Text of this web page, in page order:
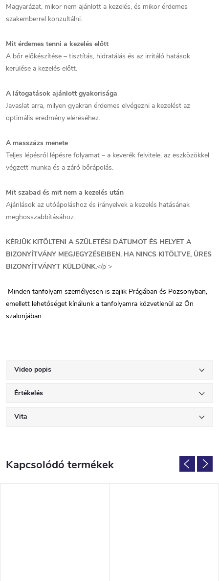
Magyarázat, mikor nem ajánlott a kezelés, és mikor érdemes
szakemberrel konzultálni.
Mit érdemes tenni a kezelés előtt
A bőr előkészítése – tisztítás, hidratálás és az irritáló hatások
kerülése a kezelés előtt.
A látogatások ajánlott gyakorisága
Javaslat arra, milyen gyakran érdemes elvégezni a kezelést az
optimális eredmény eléréséhez.
A masszázs menete
Teljes lépésről lépésre folyamat – a keverék felvitele, az eszközökkel
végzett munka és a záró bőrápolás.
Mit szabad és mit nem a kezelés után
Ajánlások az utóápoláshoz és irányelvek a kezelés hatásának
meghosszabbításához.
KÉRJÜK KITÖLTENI A SZÜLETÉSI DÁTUMOT ÉS HELYET A
BIZONYÍTVÁNY MEGJEGYZÉSEIBEN. HA NINCS KITÖLTVE, ÜRES
BIZONYÍTVÁNYT KÜLDÜNK.</p >
Minden tanfolyam személyesen is zajlik Prágában és Pozsonyban,
emellett lehetőséget kínálunk a tanfolyamra közvetlenül az Ön
szalonjában.
Video popis
Értékelés
Vita
Kapcsolódó termékek